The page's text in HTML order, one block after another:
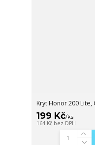
Kryt Honor 200 Lite,
199 Kč/ks
164 Kč bez DPH